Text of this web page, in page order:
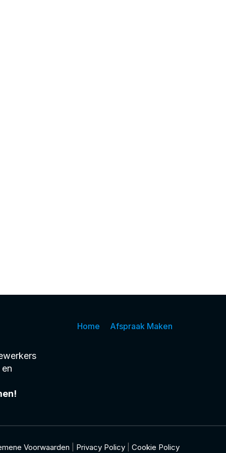
Home Afspraak Maken
Voorwaarden Privacy Policy |Cookie Policy